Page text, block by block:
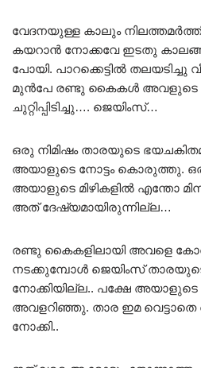
വേദനയുള്ള കാലും നിലത്തമർത്തി
കയറാൻ നോക്കവേ ഇടതു
പോയി. പാറക്കെട്ടിൽ
മുൻപേ രണ്ടു കൈകൾ അവളുടെ
ചുറ്റിപ്പിടിച്ചു…. ജെയിംസ്…
ഒരു നിമിഷം താരയുടെ
അയാളുടെ നോട്ടം കൊരുത്തു. ഒരു
അയാളുടെ മിഴികളിൽ എന്തോ
അത്‌ ദേഷ്യമായിരുന്നില്ല…
രണ്ടു കൈകളിലായി അവളെ
നടക്കുമ്പോൾ ജെയിംസ്
നോക്കിയില്ല.. പക്ഷേ അയാളുടെ
അവളറിഞ്ഞു. താര ഇമ
നോക്കി..